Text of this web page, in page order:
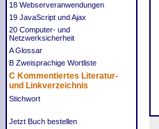
18 Webserveranwendungen
19 JavaScript und Ajax
20 Computer- und
Netzwerksicherheit
A Glossar
B Zweisprachige Wortliste
C Kommentiertes Literatur-
und Linkverzeichnis
Stichwort
Jetzt Buch bestellen